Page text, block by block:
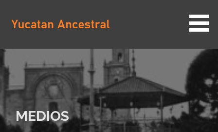
contenido
YUCATAN ANCESTRAL
MEDIOS